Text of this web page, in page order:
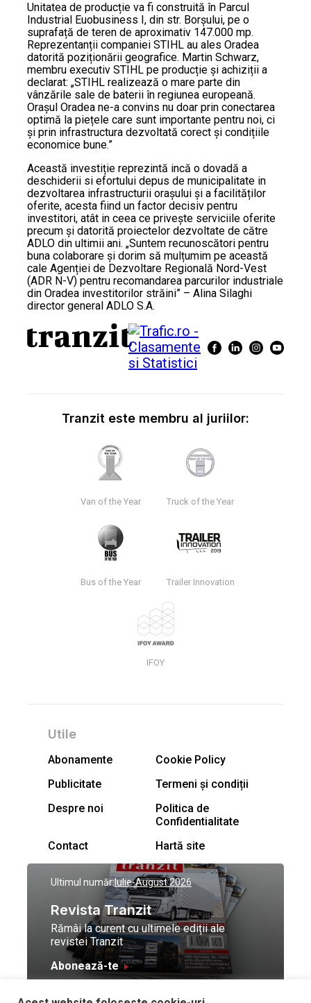
Unitatea de producție va fi construită în Parcul
Industrial Euobusiness I, din str. Borșului, pe o
suprafață de teren de aproximativ 147.000 mp.
Reprezentanții companiei STIHL au ales Oradea
datorită poziționării geografice. Martin Schwarz,
membru executiv STIHL pe producție și achiziții a
declarat: „STIHL realizează o mare parte din
vânzările sale de baterii în regiunea europeană.
Orașul Oradea ne-a convins nu doar prin conectarea
optimă la piețele care sunt importante pentru noi, ci
și prin infrastructura dezvoltată corect și condițiile
economice bune.”
Această investiție reprezintă incă o dovadă a
deschiderii si efortului depus de municipalitate in
dezvoltarea infrastructurii orașului și a facilităților
oferite, acesta fiind un factor decisiv pentru
investitori, atât in ceea ce privește serviciile oferite
precum și datorită proiectelor dezvoltate de către
ADLO din ultimii ani. „Suntem recunoscători pentru
buna colaborare și dorim să mulțumim pe această
cale Agenției de Dezvoltare Regională Nord-Vest
(ADR N-V) pentru recomandarea parcurilor industriale
din Oradea investitorilor străini” – Alina Silaghi
director general ADLO S.A.
Tranzit este membru al juriilor:
Van of the Year Truck of the Year
Bus of the Year Trailer Innovation
IFOY
Utile
Abonamente
Cookie Policy
Publicitate
Termeni și condiții
Despre noi
Politica de
Confidentialitate
Contact
Hartă site
Ultimul număr:Iulie-August 2026
Revista Tranzit
Rămâi la curent cu ultimele ediții ale
revistei Tranzit
Abonează-te